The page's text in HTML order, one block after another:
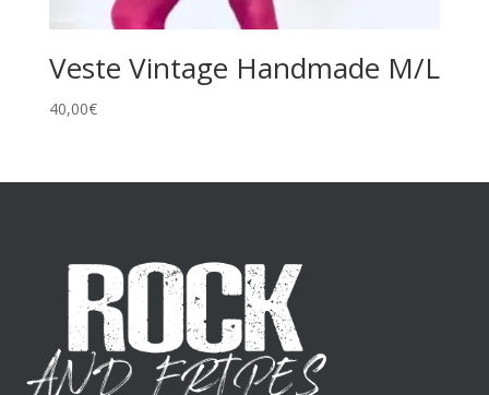
Veste Vintage Handmade M/L
40,00€